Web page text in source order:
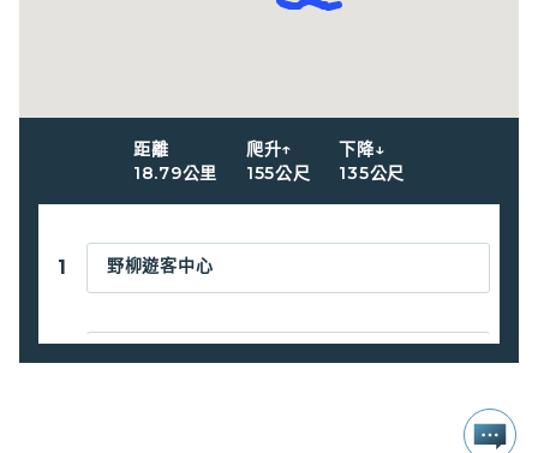
距離
18.79公里
爬升↑
155公尺
下降↓
135公尺
1 野柳遊客中心